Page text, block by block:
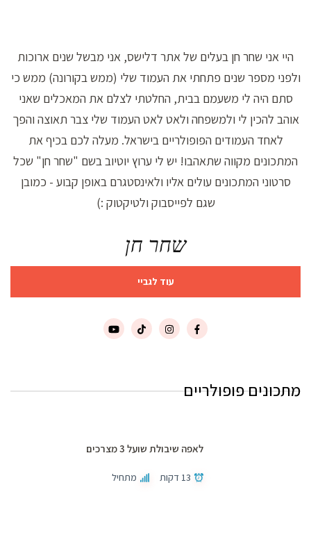
היי אני שחר חן בעלים של אתר דלישס, אני מבשל שנים ארוכות
ולפני מספר שנים פתחתי את העמוד שלי (ממש בקורונה) ממש כי
סתם היה לי משעמם בבית, החלטתי לצלם את המאכלים שאני
אוהב להכין לי ולמשפחה ולאט לאט העמוד שלי צבר תאוצה והפך
לאחד העמודים הפופולריים בישראל. מעלה לכם בכיף את
המתכונים מקווה שתאהבו! יש לי ערוץ יוטיוב בשם "שחר חן" שכל
סרטוני המתכונים עולים אליו ולאינסטגרם באופן קבוע - כמובן
שגם לפייסבוק ולטיקטוק :)
שחר חן
עוד לגביי
מתכונים פופולריים
לאפה שיבולת שועל 3 מצרכים
13 דקות מתחיל